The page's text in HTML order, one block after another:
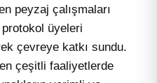
peyzaj çalışmaları
üyeleri
çevreye katkı sundu.
çeşitli faaliyetlerde